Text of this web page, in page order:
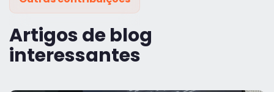
Artigos de blog
interessantes